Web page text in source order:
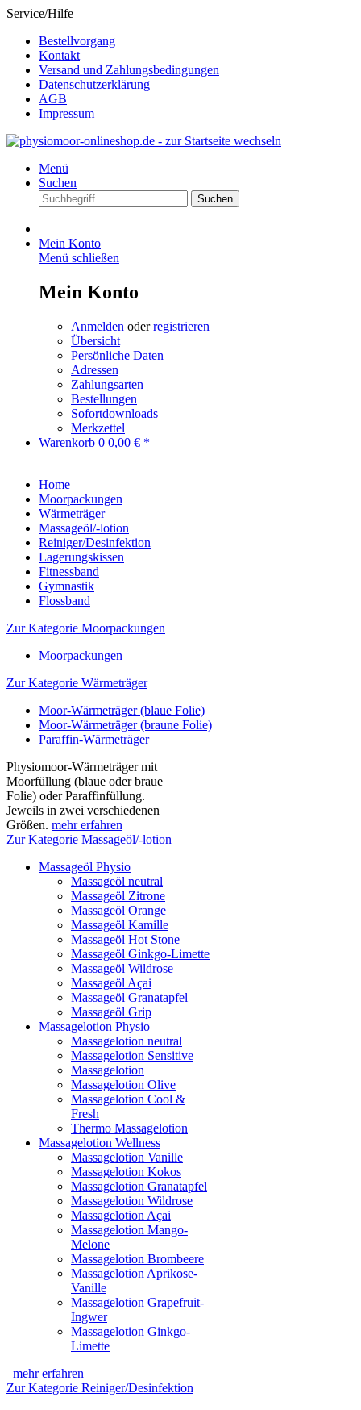
Service/Hilfe
Bestellvorgang
Kontakt
Versand und Zahlungsbedingungen
Datenschutzerklärung
AGB
Impressum
Menü
Suchen
Suchen
Mein Konto
Menü schließen
Mein Konto
Anmelden oderregistrieren
Übersicht
Persönliche Daten
Adressen
Zahlungsarten
Bestellungen
Sofortdownloads
Merkzettel
Warenkorb 0 0,00 € *
Home
Moorpackungen
Wärmeträger
Massageöl/-lotion
Reiniger/Desinfektion
Lagerungskissen
Fitnessband
Gymnastik
Flossband
Zur Kategorie Moorpackungen
Moorpackungen
Zur Kategorie Wärmeträger
Moor-Wärmeträger (blaue Folie)
Moor-Wärmeträger (braune Folie)
Paraffin-Wärmeträger
Physiomoor-Wärmeträger mit
Moorfüllung (blaue oder braue
Folie) oder Paraffinfüllung.
Jeweils in zwei verschiedenen
Größen. mehr erfahren
Zur Kategorie Massageöl/-lotion
Massageöl Physio
Massageöl neutral
Massageöl Zitrone
Massageöl Orange
Massageöl Kamille
Massageöl Hot Stone
Massageöl Ginkgo-Limette
Massageöl Wildrose
Massageöl Açai
Massageöl Granatapfel
Massageöl Grip
Massagelotion Physio
Massagelotion neutral
Massagelotion Sensitive
Massagelotion
Massagelotion Olive
Massagelotion Cool &
Fresh
Thermo Massagelotion
Massagelotion Wellness
Massagelotion Vanille
Massagelotion Kokos
Massagelotion Granatapfel
Massagelotion Wildrose
Massagelotion Açai
Massagelotion Mango-
Melone
Massagelotion Brombeere
Massagelotion Aprikose-
Vanille
Massagelotion Grapefruit-
Ingwer
Massagelotion Ginkgo-
Limette
mehr erfahren
Zur Kategorie Reiniger/Desinfektion